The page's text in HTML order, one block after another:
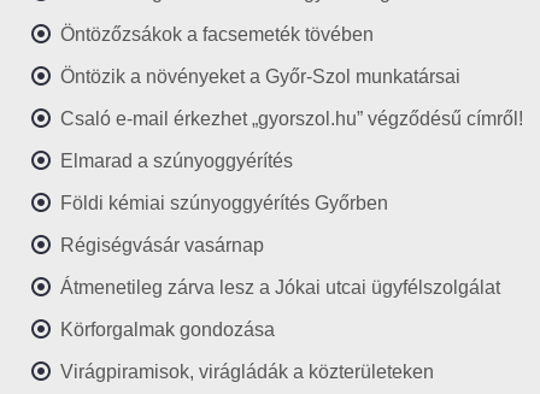
Öntözőzsákok a facsemeték tövében
Öntözik a növényeket a Győr-Szol munkatársai
Csaló e-mail érkezhet „gyorszol.hu” végződésű címről!
Elmarad a szúnyoggyérítés
Földi kémiai szúnyoggyérítés Győrben
Régiségvásár vasárnap
Átmenetileg zárva lesz a Jókai utcai ügyfélszolgálat
Körforgalmak gondozása
Virágpiramisok, virágládák a közterületeken